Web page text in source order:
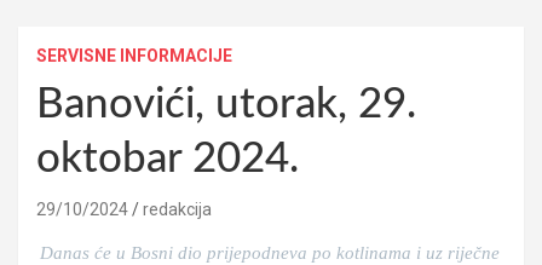
SERVISNE INFORMACIJE
Banovići, utorak, 29.
oktobar 2024.
29/10/2024 redakcija
Danas će u Bosni dio prijepodneva po kotlinama i uz riječne